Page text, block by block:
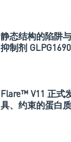
静态结构的陷阱
抑制剂
Flare™ V11 正式
具、约束的蛋白